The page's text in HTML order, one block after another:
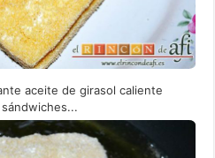
aceite de girasol caliente